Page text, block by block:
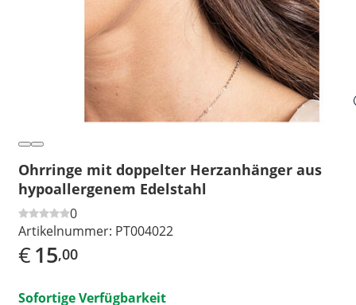
Ohrringe mit doppelter Herzanhänger aus
hypoallergenem Edelstahl
0
Artikelnummer: PT004022
€15,00
Sofortige Verfügbarkeit